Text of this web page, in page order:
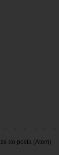
do posta (Atom)